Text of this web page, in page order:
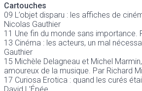
Cartouches
09 L’objet disparu : les affiches de
Nicolas Gauthier
11 Une fin du monde sans importance.
13 Cinéma : les acteurs, un mal
Gauthier
15 Michèle Delagneau et Michel
amoureux de la musique. Par Richard
17 Curiosa Erotica : quand les curés